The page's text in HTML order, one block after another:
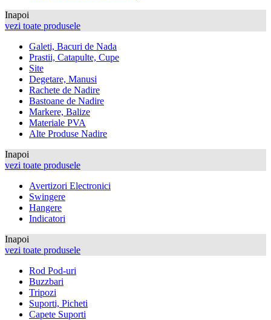
Inapoi
vezi toate produsele
Galeti, Bacuri de Nada
Prastii, Catapulte, Cupe
Site
Degetare, Manusi
Rachete de Nadire
Bastoane de Nadire
Markere, Balize
Materiale PVA
Alte Produse Nadire
Inapoi
vezi toate produsele
Avertizori Electronici
Swingere
Hangere
Indicatori
Inapoi
vezi toate produsele
Rod Pod-uri
Buzzbari
Tripozi
Suporti, Picheti
Capete Suporti